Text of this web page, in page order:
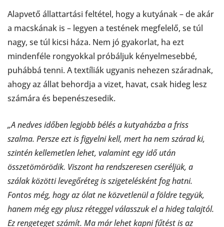
Alapvető állattartási feltétel, hogy a kutyának – de akár
a macskának is – legyen a testének megfelelő, se túl
nagy, se túl kicsi háza. Nem jó gyakorlat, ha ezt
mindenféle rongyokkal próbáljuk kényelmesebbé,
puhábbá tenni. A textíliák ugyanis nehezen száradnak,
ahogy az állat behordja a vizet, havat, csak hideg lesz
számára és bepenészesedik.
„A nedves időben legjobb bélés a kutyaházba a friss
szalma. Persze ezt is figyelni kell, mert ha nem szárad ki,
szintén kellemetlen lehet, valamint egy idő után
összetömörödik. Viszont ha rendszeresen cseréljük, a
szálak közötti levegőréteg is szigetelésként fog hatni.
Fontos még, hogy az ólat ne közvetlenül a földre tegyük,
hanem még egy plusz réteggel válasszuk el a hideg talajtól.
Ez rengeteget számít. Ma már lehet kapni fűtést is az